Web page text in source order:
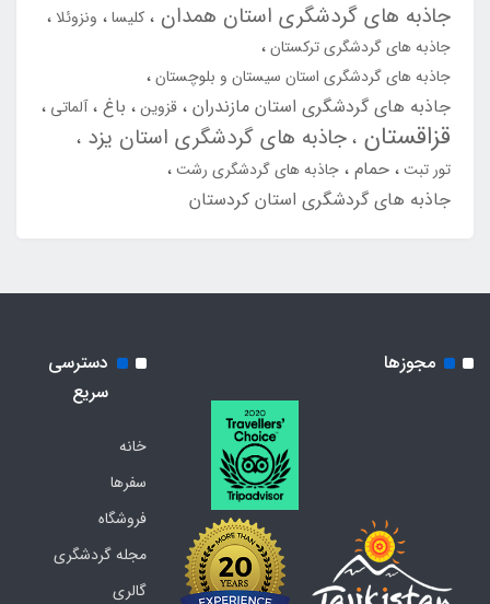
جاذبه های گردشگری استان همدان کلیسا
ونزوئلا
جاذبه های گردشگری ترکستان
جاذبه های گردشگری استان سیستان و بلوچستان
جاذبه های گردشگری استان مازندران قزوین باغ آلماتی
قزاقستان جاذبه های گردشگری استان یزد
تور تبت حمام جاذبه های گردشگری رشت
جاذبه های گردشگری استان کردستان
مجوزها
دسترسی
سریع
خانه
سفرها
فروشگاه
مجله گردشگری
گالری